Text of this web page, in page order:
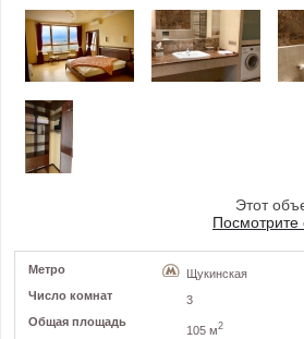
Этот
Метро
Щукинская
Число комнат
3
Общая площадь
105 м2